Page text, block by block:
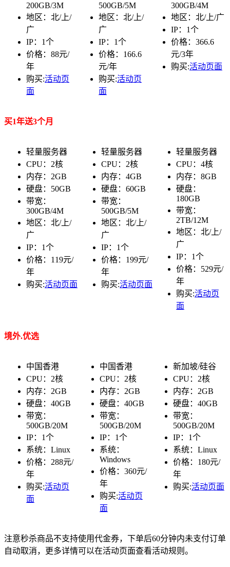
200GB/3M
地区：北/上/
广
IP：1个
价格：88元/
年
购买:活动页
面
500GB/5M
地区：北/上/
广
IP：1个
价格：166.6
元/年
购买:活动页
面
300GB/4M
地区：北/上/广
IP：1个
价格：366.6
元/3年
购买:活动页面
买1年送3个月
轻量服务器
CPU：2核
内存：2GB
硬盘：50GB
带宽：
300GB/4M
地区：北/上/
广
IP：1个
价格：119元/
年
购买:活动页面
轻量服务器
CPU：2核
内存：4GB
硬盘：60GB
带宽：
500GB/5M
地区：北/上/
广
IP：1个
价格：199元/
年
购买:活动页面
轻量服务器
CPU：4核
内存：8GB
硬盘：
180GB
带宽：
2TB/12M
地区：北/上/
广
IP：1个
价格：529元/
年
购买:活动页
面
境外.优选
中国香港
CPU：2核
内存：2GB
硬盘：40GB
带宽：
500GB/20M
IP：1个
系统：Linux
价格：288元/
年
购买:活动页
面
中国香港
CPU：2核
内存：2GB
硬盘：40GB
带宽：
500GB/20M
IP：1个
系统：
Windows
价格：360元/
年
购买:活动页
面
新加坡/硅谷
CPU：2核
内存：2GB
硬盘：40GB
带宽：
500GB/20M
IP：1个
系统：Linux
价格：180元/
年
购买:活动页面
注意秒杀商品不支持使用代金券，下单后60分钟内未支付订单
自动取消，更多详情可以在活动页面查看活动规则。